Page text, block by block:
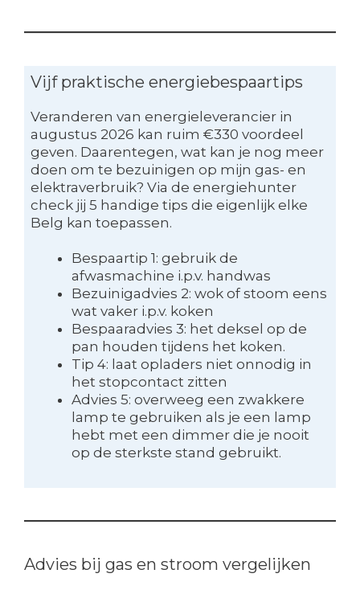
Vijf praktische energiebespaartips
Veranderen van energieleverancier in
augustus 2026 kan ruim €330 voordeel
geven. Daarentegen, wat kan je nog meer
doen om te bezuinigen op mijn gas- en
elektraverbruik? Via de energiehunter
check jij 5 handige tips die eigenlijk elke
Belg kan toepassen.
Bespaartip 1: gebruik de
afwasmachine i.p.v. handwas
Bezuinigadvies 2: wok of stoom eens
wat vaker i.p.v. koken
Bespaaradvies 3: het deksel op de
pan houden tijdens het koken.
Tip 4: laat opladers niet onnodig in
het stopcontact zitten
Advies 5: overweeg een zwakkere
lamp te gebruiken als je een lamp
hebt met een dimmer die je nooit
op de sterkste stand gebruikt.
Advies bij gas en stroom vergelijken